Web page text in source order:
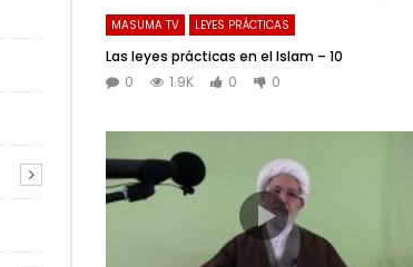
MASUMA TV LEYES PRÁCTICAS
Las leyes prácticas en el Islam – 10
0
1.9K 0 0